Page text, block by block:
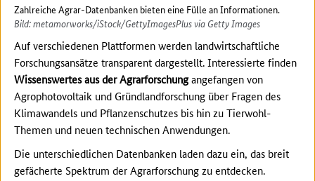
Zahlreiche Agrar-Datenbanken bieten eine Fülle an Informationen.
Bild: metamorworks/iStock/GettyImagesPlus via Getty Images
Auf verschiedenen Plattformen werden landwirtschaftliche
Forschungsansätze transparent dargestellt. Interessierte finden
Wissenswertes aus der Agrarforschungangefangen von
Agrophotovoltaik und Gründlandforschung über Fragen des
Klimawandels und Pflanzenschutzes bis hin zu Tierwohl-
Themen und neuen technischen Anwendungen.
Die unterschiedlichen Datenbanken laden dazu ein, das breit
gefächerte Spektrum der Agrarforschung zu entdecken.